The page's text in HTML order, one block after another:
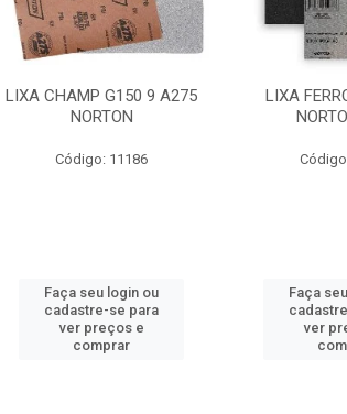
LIXA CHAMP G150 9 A275
NORTON
Código: 11186
Faça seu login ou
cadastre-se para
ver preços e
comprar
LIXA
Faça
ver